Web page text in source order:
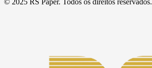
© 2025 RS Paper. Todos os direitos reservados.